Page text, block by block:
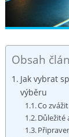
Obsah
Jak vybrat
výběru
Co
Důležité